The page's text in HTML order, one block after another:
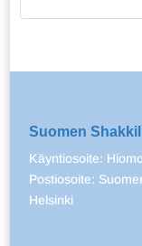
Suomen
Käyntiosoite:
Postiosoite:
Helsinki